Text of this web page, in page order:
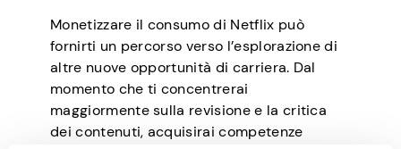
Monetizzare il consumo di Netflix può
fornirti un percorso verso l’esplorazione di
altre nuove opportunità di carriera. Dal
momento che ti concentrerai
maggiormente sulla revisione e la critica
dei contenuti, acquisirai competenze